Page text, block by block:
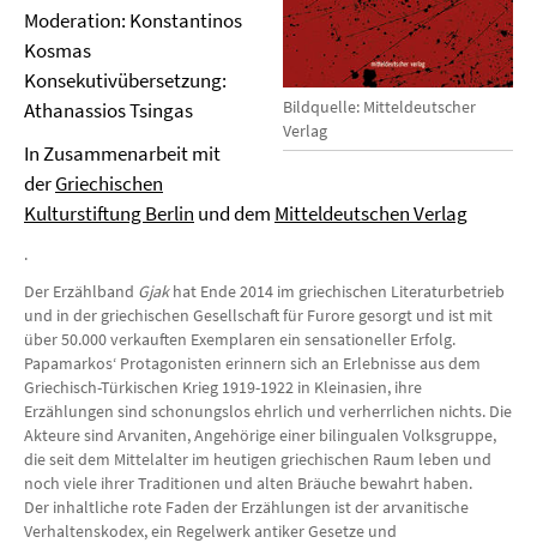
Bildquelle: Mitteldeutscher
Verlag
Moderation: Konstantinos
Kosmas
Konsekutivübersetzung:
Athanassios Tsingas
In Zusammenarbeit mit
derGriechischen
Kulturstiftung Berlin und dem Mitteldeutschen Verlag
.
Der Erzählband Gjakhat Ende 2014 im griechischen Literaturbetrieb
und in der griechischen Gesellschaft für Furore gesorgt und ist mit
über 50.000 verkauften Exemplaren ein sensationeller Erfolg.
Papamarkos‘ Protagonisten erinnern sich an Erlebnisse aus dem
Griechisch-Türkischen Krieg 1919-1922 in Kleinasien, ihre
Erzählungen sind schonungslos ehrlich und verherrlichen nichts. Die
Akteure sind Arvaniten, Angehörige einer bilingualen Volksgruppe,
die seit dem Mittelalter im heutigen griechischen Raum leben und
noch viele ihrer Traditionen und alten Bräuche bewahrt haben.
Der inhaltliche rote Faden der Erzählungen ist der arvanitische
Verhaltenskodex, ein Regelwerk antiker Gesetze und